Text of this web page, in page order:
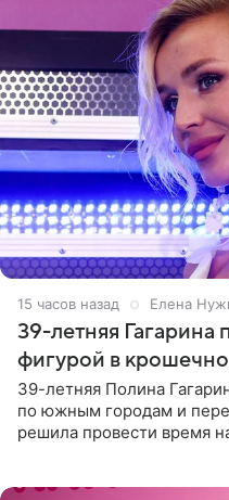
15 часов назад Елена
39-летняя Гагарина
фигурой в
39-летняя Полина
по южным городам и
решила провести время